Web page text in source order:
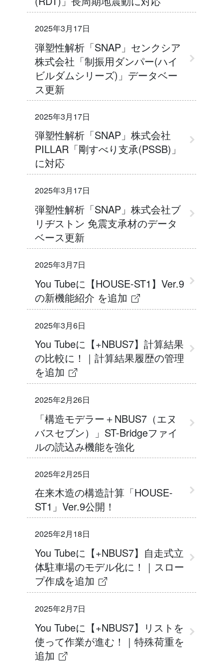
2025年3月17日
弾塑性解析「SNAP」センクシア
株式会社「制振用ダンパー(ハイ
ビルダムシリーズ)」データベー
ス更新
2025年3月17日
弾塑性解析「SNAP」株式会社
PILLAR「剛すべり支承(PSSB)」
に対応
2025年3月17日
弾塑性解析「SNAP」株式会社ブ
リヂストン 免震支承材のデータ
ベース更新
2025年3月7日
You Tubeに【HOUSE-ST1】Ver.9
の新機能紹介 を追加
2025年3月6日
You Tubeに【+NBUS7】計算結果
の比較に！｜計算結果履歴の管理
を追加
2025年2月26日
「構造モデラー＋NBUS7（エヌ
バスセブン）」ST-Bridgeファイ
ルの読込み機能を強化
2025年2月25日
在来木造の構造計算「HOUSE-
ST1」Ver.9公開！
2025年2月18日
You Tubeに【+NBUS7】自走式立
体駐車場のモデル化に！｜スロー
プ作成を追加
2025年2月7日
You Tubeに【+NBUS7】リストを
使って作業が進む！｜特殊荷重を
追加